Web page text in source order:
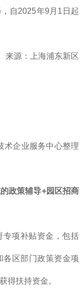
自2025年9月1日起
来源：上海浦东新区
术企业服务中心整理
政策辅导+园区招商
专项补贴资金，包括
各区部门政策资金项
得扶持资金。